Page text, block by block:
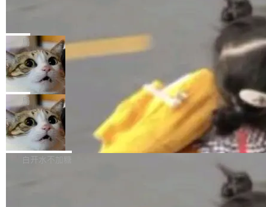
Harness 负责把能力落到真实环境中——调用工
具、读写文件、管理上下文、处理错误、完成闭
环。崔添翼招人的标...
理解、推理、生成与编辑，还仅以 8B-MoT 的轻
量大小，将能力推进到4K、更精细的真实质感、
更复杂的视觉控制和可持续迭代编辑。 相比 U
1，U1.5-Lite-Preview 在以下方向上带来了显著
提升： 原生支持4K图像生成； 更精细的局部纹
理、细节与真实世界质感； 更准确的中英文文字
生成与复杂版式组织； 更稳定的图...
nap。这次是 hwctl——一个用来检查 Ubuntu
硬件认证状态的命令行工具。 Canonical 工程师
Alan Griffiths 在邮件列表中说得很直白：「hwc
tl 是一个 Ubuntu 专有的包，它和它的依赖项都
是 Ubuntu 专有的，不会用在其他发行版上。」
所以 deb 版本的受众实际上为零。既然只有 Ub
untu 用户在用，那用 snap 打包就没什么可纠结
的。 从 deb 到 snap 的迁移路径 hwctl 是 rust-
hwlib 硬件 API 库的一部分，命令行工具负责查
局
Dario Amodei 担心新人来 Anthropic
只为金钱，不为使命
顶级 AI 研究员在两家公司之间来回跳，中间只
隔了几天。 Lilian Weng 上周刚宣布因健康原因
离开 Thinking Machines Lab，说自己作为联合
创始人的角色「太累了」。几天后，The Inform
ation 就曝出她将重回 OpenAI，负责递归自我
改进方向的研究。她是 Thinking Machines 过
局
FFmpeg 9.0 发布
FFmpeg 9.0 现已发布，包含多项改进。官方更
新日志列出的 9.0 版本主要更新内容如下： 扩
白开水不加糖